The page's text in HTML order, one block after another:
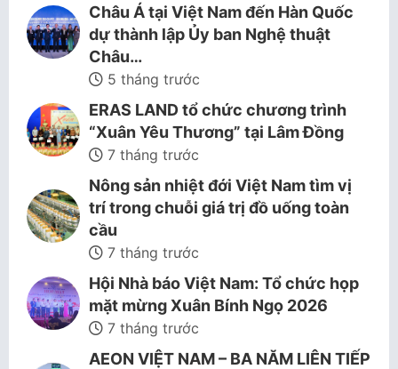
Châu Á tại Việt Nam đến Hàn Quốc
dự thành lập Ủy ban Nghệ thuật
Châu…
5 tháng trước
ERAS LAND tổ chức chương trình
“Xuân Yêu Thương” tại Lâm Đồng
7 tháng trước
Nông sản nhiệt đới Việt Nam tìm vị
trí trong chuỗi giá trị đồ uống toàn
cầu
7 tháng trước
Hội Nhà báo Việt Nam: Tổ chức họp
mặt mừng Xuân Bính Ngọ 2026
7 tháng trước
AEON VIỆT NAM – BA NĂM LIÊN TIẾP